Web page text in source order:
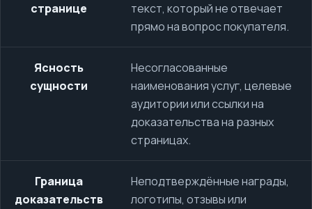
странице
текст, который не отвечает
прямо на вопрос покупателя.
Ясность
сущности
Несогласованные
наименования услуг, целевые
аудитории или ссылки на
доказательства на разных
страницах.
Граница
доказательств
Неподтверждённые награды,
логотипы, отзывы или